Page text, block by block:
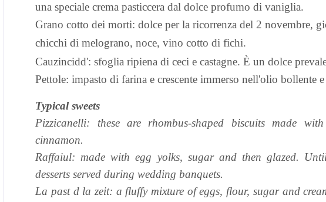
una speciale crema pasticcera dal dolce profumo di vaniglia.
Grano cotto dei morti: dolce per la ricorrenza del 2 novembre,
chicchi di melograno, noce, vino cotto di fichi.
Cauzincidd': sfoglia ripiena di ceci e castagne. È un dolce
Pettole: impasto di farina e crescente immerso nell'olio bollente e
Typical sweets
Pizzicanelli: these are rhombus-shaped biscuits made
cinnamon.
Raffaiul: made with egg yolks, sugar and then glazed.
desserts served during wedding banquets.
La past d la zeit: a fluffy mixture of eggs, flour, sugar and